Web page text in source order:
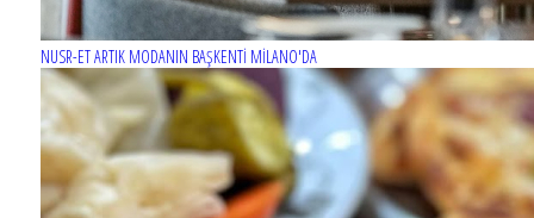
NUSR-ET ARTIK MODANIN BAŞKENTİ MİLANO'DA